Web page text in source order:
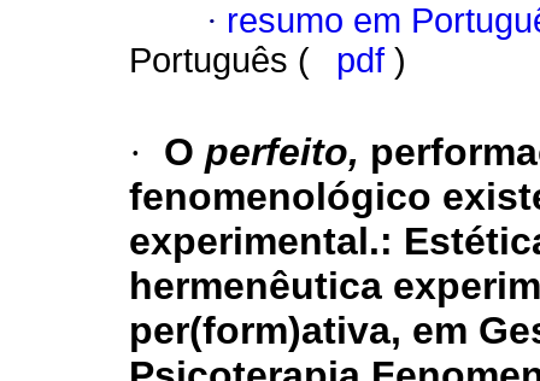
· resumo em
Português (
pdf )
· O perfeito,
fenomenológico
experimental.:
hermenêutica
per(form)ativa, em